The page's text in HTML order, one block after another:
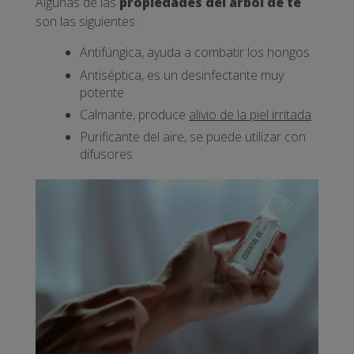
son las siguientes:
Antifúngica, ayuda a combatir los hongos
Antiséptica, es un desinfectante muy
potente
Calmante, produce alivio de la piel irritada
Purificante del aire, se puede utilizar con
difusores